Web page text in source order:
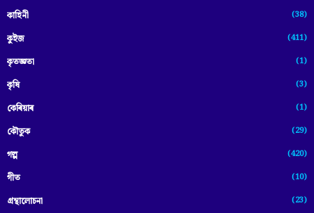
কাহিনী (38)
কুইজ (411)
কৃতজ্ঞতা (1)
কৃষি (3)
কেৰিয়াৰ (1)
কৌতুক (29)
গল্প (420)
গীত (10)
গ্ৰন্থালোচনা (23)